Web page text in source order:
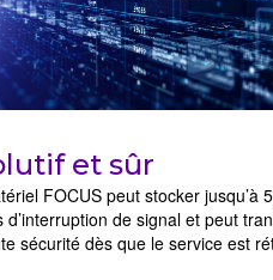
et sûr
FOCUS peut stocker jusqu’à
d’interruption de signal et peut
sécurité dès que le service est